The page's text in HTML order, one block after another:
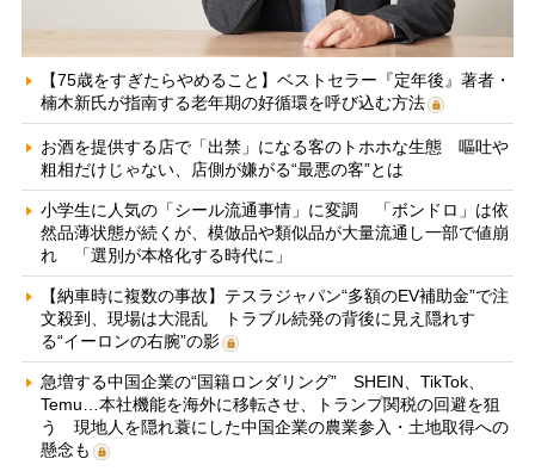
【75歳をすぎたらやめること】ベストセラー『定年後』著者・
楠木新氏が指南する老年期の好循環を呼び込む方法
お酒を提供する店で「出禁」になる客のトホホな生態 嘔吐や
粗相だけじゃない、店側が嫌がる“最悪の客”とは
小学生に人気の「シール流通事情」に変調 「ボンドロ」は依
然品薄状態が続くが、模倣品や類似品が大量流通し一部で値崩
れ 「選別が本格化する時代に」
【納車時に複数の事故】テスラジャパン“多額のEV補助金”で注
文殺到、現場は大混乱 トラブル続発の背後に見え隠れす
る“イーロンの右腕”の影
急増する中国企業の“国籍ロンダリング” SHEIN、TikTok、
Temu…本社機能を海外に移転させ、トランプ関税の回避を狙
う 現地人を隠れ蓑にした中国企業の農業参入・土地取得への
懸念も